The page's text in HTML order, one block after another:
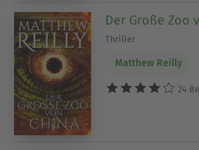
Der Große Zoo
Thriller
Matthew Reilly
24